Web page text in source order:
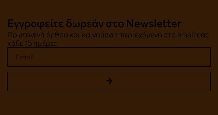
Εγγραφείτε δωρεάν στο Newsletter
Πρωτογενή άρθρα και καινούργιο περιεχόμενο στο email σας
κάθε 15 ημέρες